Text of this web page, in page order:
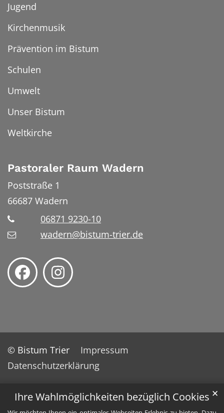
Ihre Wahlmöglichkeiten bezüglich Cookies ✕
Jugend
Kirchenmusik
Prävention im Bistum
Schulen
Umwelt
Unser Bistum
Weltkirche
Pastoraler Raum Wadern
Poststraße 1
66687 Wadern
06871 9230-10
wadern@bistum-trier.de
© Bistum Trier
Impressum
Datenschutzerklärung